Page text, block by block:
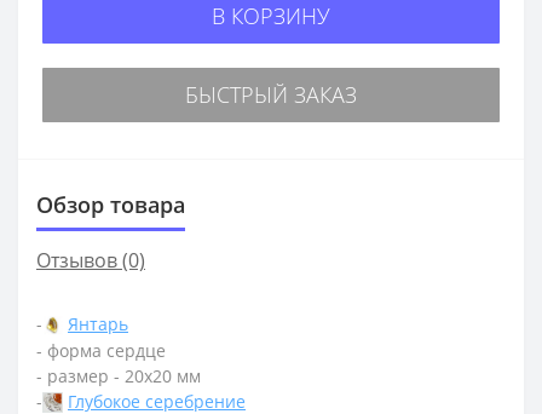
В КОРЗИНУ
БЫСТРЫЙ ЗАКАЗ
Обзор товара
Отзывов (0)
-
Янтарь
- форма сердце
- размер - 20х20 мм
-
Глубокое серебрение